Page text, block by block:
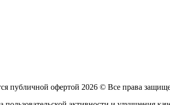
публичной офертой 2026 © Все права